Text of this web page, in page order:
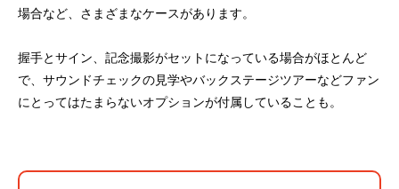
場合など、さまざまなケースがあります。
握手とサイン、記念撮影がセットになっている場合がほとんど
で、サウンドチェックの見学やバックステージツアーなどファン
にとってはたまらないオプションが付属していることも。